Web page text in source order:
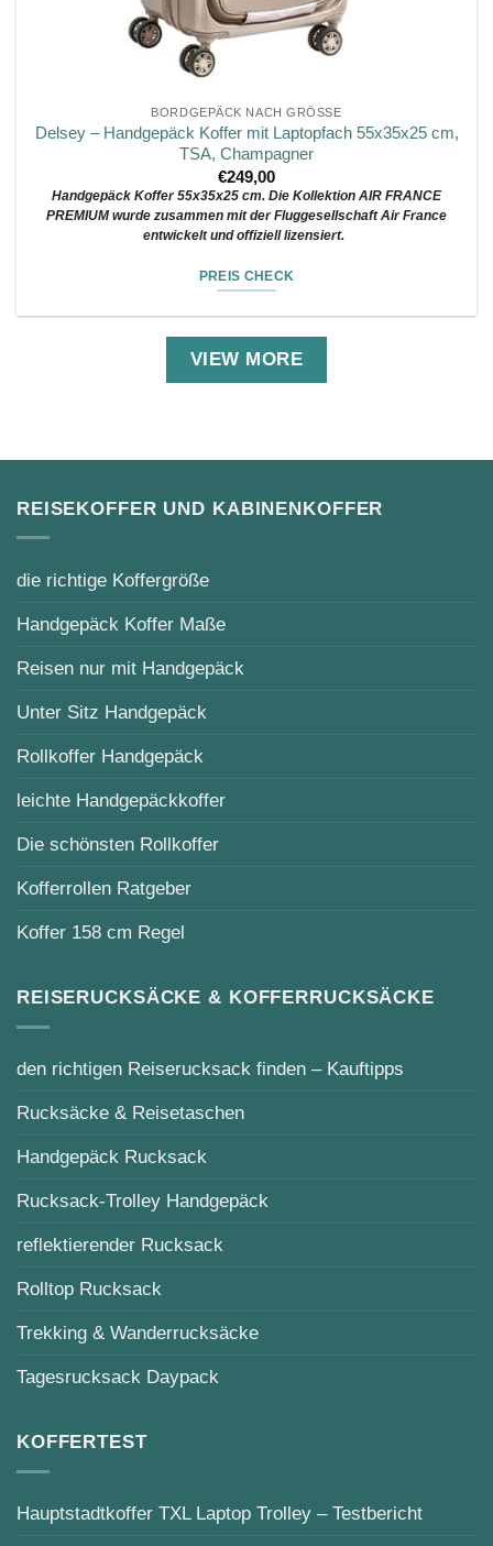
BORDGEPÄCK NACH GRÖSSE
Delsey – Handgepäck Koffer mit Laptopfach 55x35x25 cm,
TSA, Champagner
€249,00
Handgepäck Koffer 55x35x25 cm. Die Kollektion AIR FRANCE
PREMIUM wurde zusammen mit der Fluggesellschaft Air France
entwickelt und offiziell lizensiert.
PREIS CHECK
VIEW MORE
REISEKOFFER UND KABINENKOFFER
die richtige Koffergröße
Handgepäck Koffer Maße
Reisen nur mit Handgepäck
Unter Sitz Handgepäck
Rollkoffer Handgepäck
leichte Handgepäckkoffer
Die schönsten Rollkoffer
Kofferrollen Ratgeber
Koffer 158 cm Regel
REISERUCKSÄCKE & KOFFERRUCKSÄCKE
den richtigen Reiserucksack finden – Kauftipps
Rucksäcke & Reisetaschen
Handgepäck Rucksack
Rucksack-Trolley Handgepäck
reflektierender Rucksack
Rolltop Rucksack
Trekking & Wanderrucksäcke
Tagesrucksack Daypack
KOFFERTEST
Hauptstadtkoffer TXL Laptop Trolley – Testbericht